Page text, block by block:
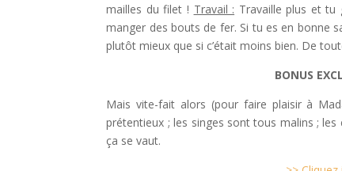
mailles du filet ! Travail : Travaille plus et tu
manger des bouts de fer. Si tu es en bonne
plutôt mieux que si c’était moins bien. De
BONUS
Mais vite-fait alors (pour faire plaisir à
prétentieux ; les singes sont tous malins ;
ça se vaut.